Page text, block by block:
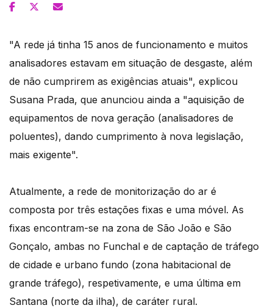
"A rede já tinha 15 anos de funcionamento e muitos
analisadores estavam em situação de desgaste, além
de não cumprirem as exigências atuais", explicou
Susana Prada, que anunciou ainda a "aquisição de
equipamentos de nova geração (analisadores de
poluentes), dando cumprimento à nova legislação,
mais exigente".
Atualmente, a rede de monitorização do ar é
composta por três estações fixas e uma móvel. As
fixas encontram-se na zona de São João e São
Gonçalo, ambas no Funchal e de captação de tráfego
de cidade e urbano fundo (zona habitacional de
grande tráfego), respetivamente, e uma última em
Santana (norte da ilha), de caráter rural.